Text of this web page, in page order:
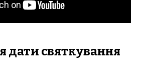
дати святкування